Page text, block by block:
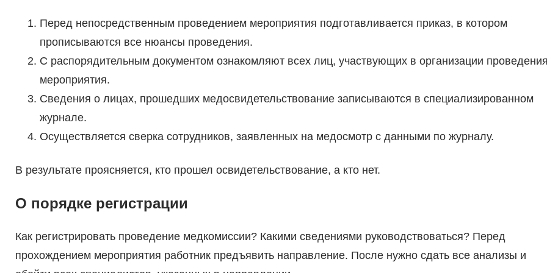
Перед непосредственным проведением мероприятия подготавливается приказ, в котором
прописываются все нюансы проведения.
С распорядительным документом ознакомляют всех лиц, участвующих в организации
мероприятия.
Сведения о лицах, прошедших медосвидетельствование записываются в специализированном
журнале.
Осуществляется сверка сотрудников, заявленных на медосмотр с данными по журналу.
В результате проясняется, кто прошел освидетельствование, а кто нет.
О порядке регистрации
Как регистрировать проведение медкомиссии? Какими сведениями руководствоваться? Перед
прохождением мероприятия работник предъявить направление. После нужно сдать все анализы и